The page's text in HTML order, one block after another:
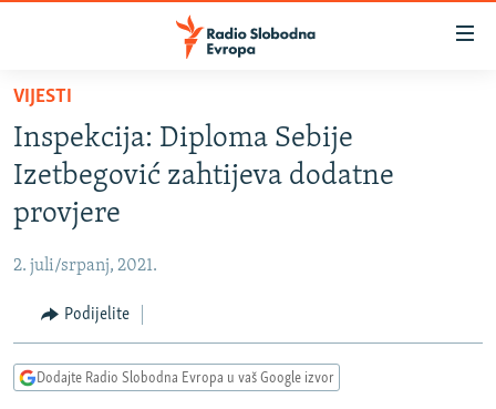
Pređite
glavni
sadržaj
na
glavnu
navigaciju
Pređite
na
pretragu
BOSNA I HERCEGOVINA
KOSOVO
CRNA GORA
VIZUELNO
RAT U UKRAJINI
VIJESTI
Inspekcija: Diploma Sebije
Izetbegović zahtijeva dodatne
provjere
2. juli/srpanj, 2021.
Podijelite
Dodajte Radio Slobodna Evropa u vaš Google izvor